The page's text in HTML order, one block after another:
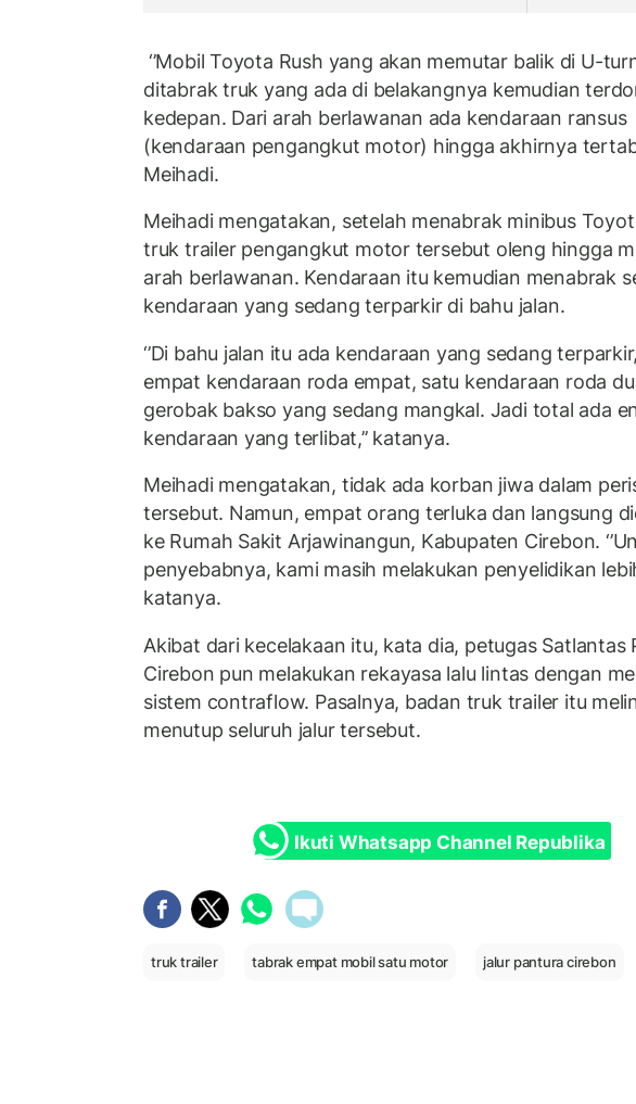
‘’Mobil Toyota Rush yang akan memutar balik di U-
ditabrak truk yang ada di belakangnya kemudian
kedepan. Dari arah berlawanan ada kendaraan ransus
(kendaraan pengangkut motor) hingga akhirnya
Meihadi.
Meihadi mengatakan, setelah menabrak minibus
truk trailer pengangkut motor tersebut oleng hingga
arah berlawanan. Kendaraan itu kemudian menabrak
kendaraan yang sedang terparkir di bahu jalan.
‘’Di bahu jalan itu ada kendaraan yang sedang
empat kendaraan roda empat, satu kendaraan roda
gerobak bakso yang sedang mangkal. Jadi total ada
kendaraan yang terlibat,’’ katanya.
Meihadi mengatakan, tidak ada korban jiwa dalam
tersebut. Namun, empat orang terluka dan langsung
ke Rumah Sakit Arjawinangun, Kabupaten Cirebon.
penyebabnya, kami masih melakukan penyelidikan lebih
katanya.
Akibat dari kecelakaan itu, kata dia, petugas Satlantas
Cirebon pun melakukan rekayasa lalu lintas dengan
sistem contraflow. Pasalnya, badan truk trailer itu
menutup seluruh jalur tersebut.
Ikuti Whatsapp Channel Republika
truk trailer tabrak empat mobil satu motor jalur pantura cirebon